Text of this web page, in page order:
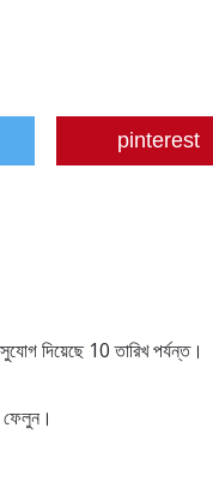
pinterest
দিয়েছে 10 তারিখ পর্যন্ত।